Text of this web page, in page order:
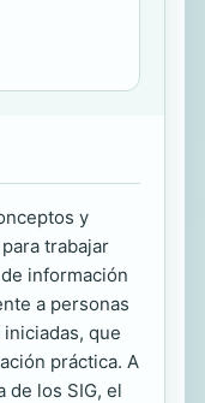
y
trabajar
información
a personas
que
práctica. A
de los SIG, el